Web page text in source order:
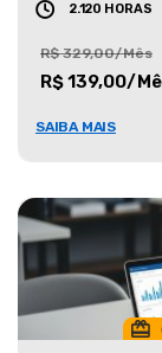
2.120 HORAS
R$ 329,00/Mês
R$ 139,00/
SAIBA MAIS